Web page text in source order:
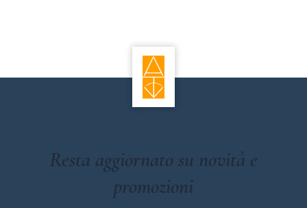
Resta aggiornato su novità e
promozioni